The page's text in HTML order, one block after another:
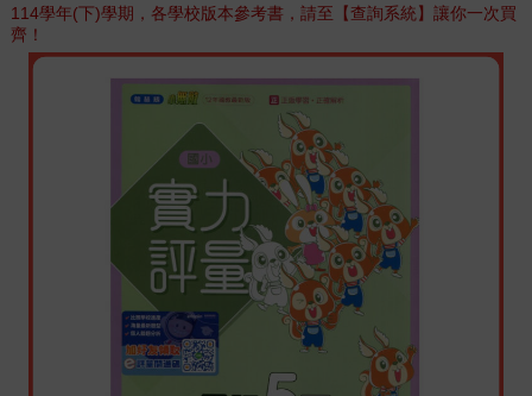
114學年(下)學期，各學校版本參考書，請至【查詢系統】讓你一次買
齊！